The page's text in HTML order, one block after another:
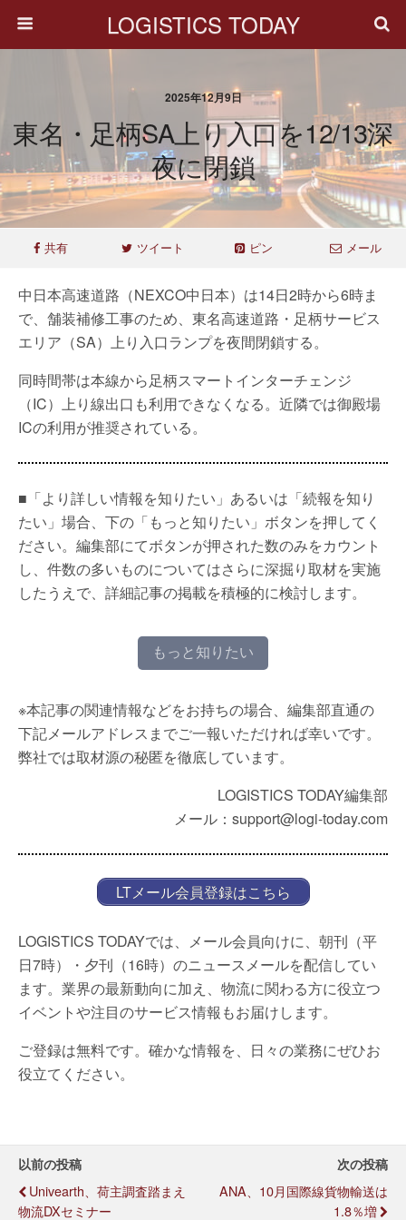
LOGISTICS TODAY
2025年12月9日
東名・足柄SA上り入口を12/13深
夜に閉鎖
共有 ツイート ピン メール
中日本高速道路（NEXCO中日本）は14日2時から6時ま
で、舗装補修工事のため、東名高速道路・足柄サービス
エリア（SA）上り入口ランプを夜間閉鎖する。
同時間帯は本線から足柄スマートインターチェンジ
（IC）上り線出口も利用できなくなる。近隣では御殿場
ICの利用が推奨されている。
■「より詳しい情報を知りたい」あるいは「続報を知り
たい」場合、下の「もっと知りたい」ボタンを押してく
ださい。編集部にてボタンが押された数のみをカウント
し、件数の多いものについてはさらに深掘り取材を実施
したうえで、詳細記事の掲載を積極的に検討します。
もっと知りたい
※本記事の関連情報などをお持ちの場合、編集部直通の
下記メールアドレスまでご一報いただければ幸いです。
弊社では取材源の秘匿を徹底しています。
LOGISTICS TODAY編集部
メール：support@logi-today.com
LTメール会員登録はこちら
LOGISTICS TODAYでは、メール会員向けに、朝刊（平
日7時）・夕刊（16時）のニュースメールを配信してい
ます。業界の最新動向に加え、物流に関わる方に役立つ
イベントや注目のサービス情報もお届けします。
ご登録は無料です。確かな情報を、日々の業務にぜひお
役立てください。
以前の投稿
Univearth、荷主調査踏まえ
物流DXセミナー
次の投稿
ANA、10月国際線貨物輸送は
1.8％増